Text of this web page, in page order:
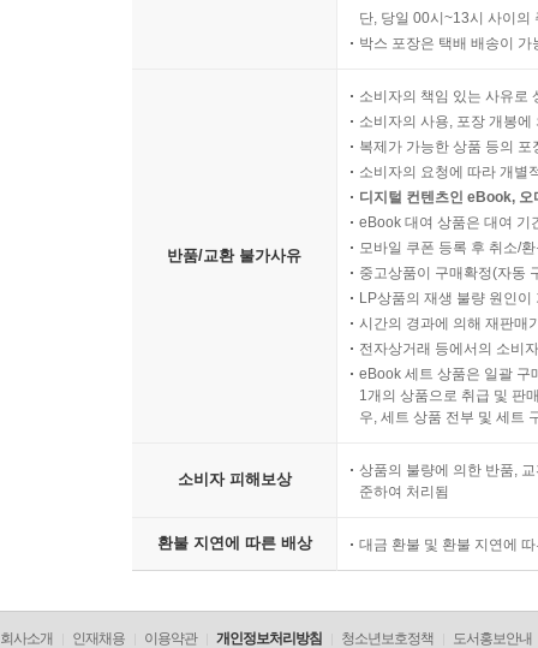
단, 당일 00시~13시 사이의
박스 포장은 택배 배송이
반품/교환 불가사유
소비자의 책임 있는 사유로
소비자의 사용, 포장 개봉
복제가 가능한 상품 등의
소비자의 요청에 따라 개별
디지털 컨텐츠인 eBook,
eBook 대여 상품은 대여 기
모바일 쿠폰 등록 후 취소/
중고상품이 구매확정(자동
LP상품의 재생 불량 원인
시간의 경과에 의해 재판매
전자상거래 등에서의 소비
eBook 세트 상품은 일괄 구
1개의 상품으로 취급 및 판
우, 세트 상품 전부 및 세트
소비자 피해보상
상품의 불량에 의한 반품,
준하여 처리됨
환불 지연에 따른 배상 대금 환불 및 환불 지연에
회사소개 인재채용 이용약관 개인정보처리방침 청소년보호정책 도서홍보안내